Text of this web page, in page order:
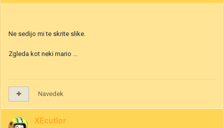
Ne sedijo mi te skrite slike.
Zgleda kot neki mario ...
Navedek
XEcutIor